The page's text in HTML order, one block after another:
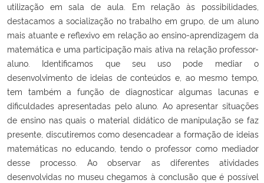
utilização em sala de aula. Em relação às possibilidades,
destacamos a socialização no trabalho em grupo, de um aluno
mais atuante e reflexivo em relação ao ensino-aprendizagem da
matemática e uma participação mais ativa na relação professor-
aluno. Identificamos que seu uso pode mediar o
desenvolvimento de ideias de conteúdos e, ao mesmo tempo,
tem também a função de diagnosticar algumas lacunas e
dificuldades apresentadas pelo aluno. Ao apresentar situações
de ensino nas quais o material didático de manipulação se faz
presente, discutiremos como desencadear a formação de ideias
matemáticas no educando, tendo o professor como mediador
desse processo. Ao observar as diferentes atividades
desenvolvidas no museu chegamos à conclusão que é possível